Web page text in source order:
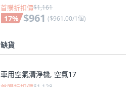
首購折扣價$1,161
17% $961 ($961.00/1個)
缺貨
車用空氣清淨機, 空氣17